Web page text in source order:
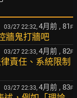
03/27 22:32, 4月前 , 81 F
牆鬼打牆吧
03/27 22:33, 4月前 , 82F
責任、系統限制
03/27 22:33, 4月前 , 83F